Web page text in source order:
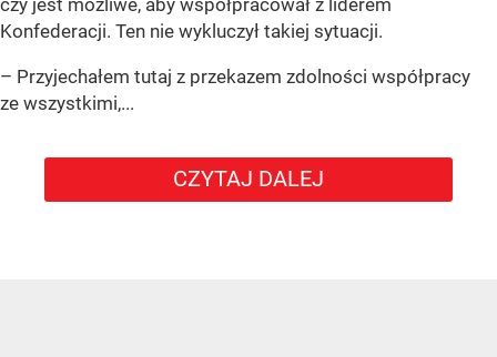
Konfederacji. Ten nie wykluczył takiej sytuacji.
– Przyjechałem tutaj z przekazem zdolności współpracy
ze wszystkimi,...
CZYTAJ DALEJ